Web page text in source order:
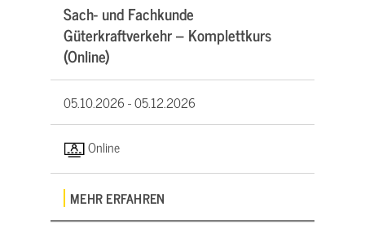
Sach- und Fachkunde
Güterkraftverkehr – Komplettkurs
(Online)
05.10.2026 -05.12.2026
Online
MEHR ERFAHREN